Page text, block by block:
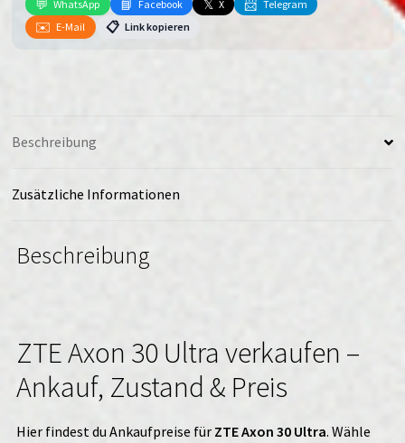
💬 WhatsApp 📘 Facebook 𝕏 X 📨 Telegram
✉️ E-Mail 📋 Link kopieren
Beschreibung
Zusätzliche Informationen
Beschreibung
ZTE Axon 30 Ultra verkaufen –
Ankauf, Zustand & Preis
Hier findest du Ankaufpreise für ZTE Axon 30 Ultra. Wähle